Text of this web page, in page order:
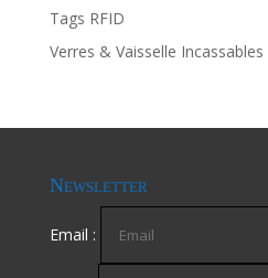
Tags RFID
Verres & Vaisselle
Newsletter
Email :